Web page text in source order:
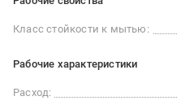
Класс стойкости к мытью:
Рабочие характеристики
Расход: